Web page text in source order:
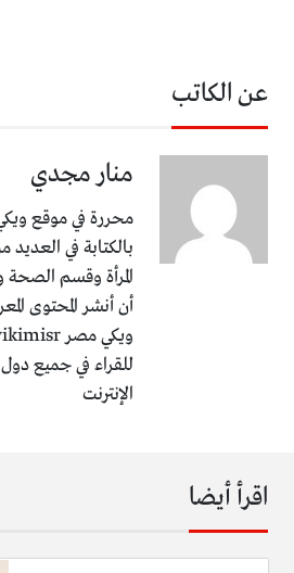
عن الكاتب
منار مجدي
بالكتابة في
المرأة وقسم الصحة
أن أنشر المحتوى
للقراء في جميع
الإنترنت
اقرأ أيضا